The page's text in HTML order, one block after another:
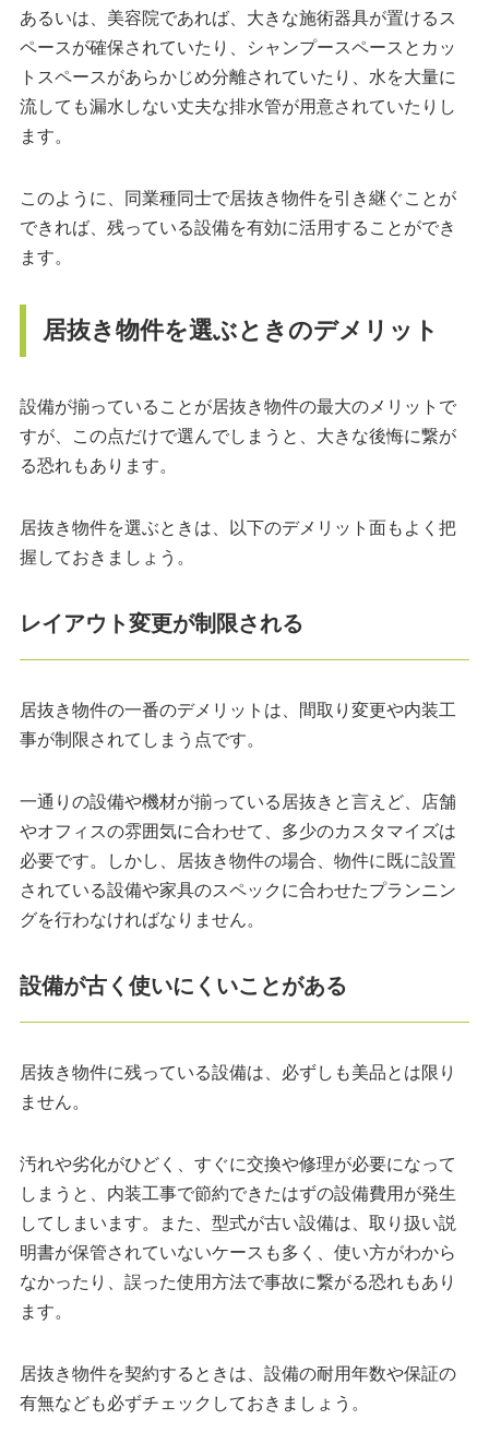
あるいは、美容院であれば、大きな施術器具が置けるス
ペースが確保されていたり、シャンプースペースとカッ
トスペースがあらかじめ分離されていたり、水を大量に
流しても漏水しない丈夫な排水管が用意されていたりし
ます。
このように、同業種同士で居抜き物件を引き継ぐことが
できれば、残っている設備を有効に活用することができ
ます。
居抜き物件を選ぶときのデメリット
設備が揃っていることが居抜き物件の最大のメリットで
すが、この点だけで選んでしまうと、大きな後悔に繋が
る恐れもあります。
居抜き物件を選ぶときは、以下のデメリット面もよく把
握しておきましょう。
レイアウト変更が制限される
居抜き物件の一番のデメリットは、間取り変更や内装工
事が制限されてしまう点です。
一通りの設備や機材が揃っている居抜きと言えど、店舗
やオフィスの雰囲気に合わせて、多少のカスタマイズは
必要です。しかし、居抜き物件の場合、物件に既に設置
されている設備や家具のスペックに合わせたプランニン
グを行わなければなりません。
設備が古く使いにくいことがある
居抜き物件に残っている設備は、必ずしも美品とは限り
ません。
汚れや劣化がひどく、すぐに交換や修理が必要になって
しまうと、内装工事で節約できたはずの設備費用が発生
してしまいます。また、型式が古い設備は、取り扱い説
明書が保管されていないケースも多く、使い方がわから
なかったり、誤った使用方法で事故に繋がる恐れもあり
ます。
居抜き物件を契約するときは、設備の耐用年数や保証の
有無なども必ずチェックしておきましょう。